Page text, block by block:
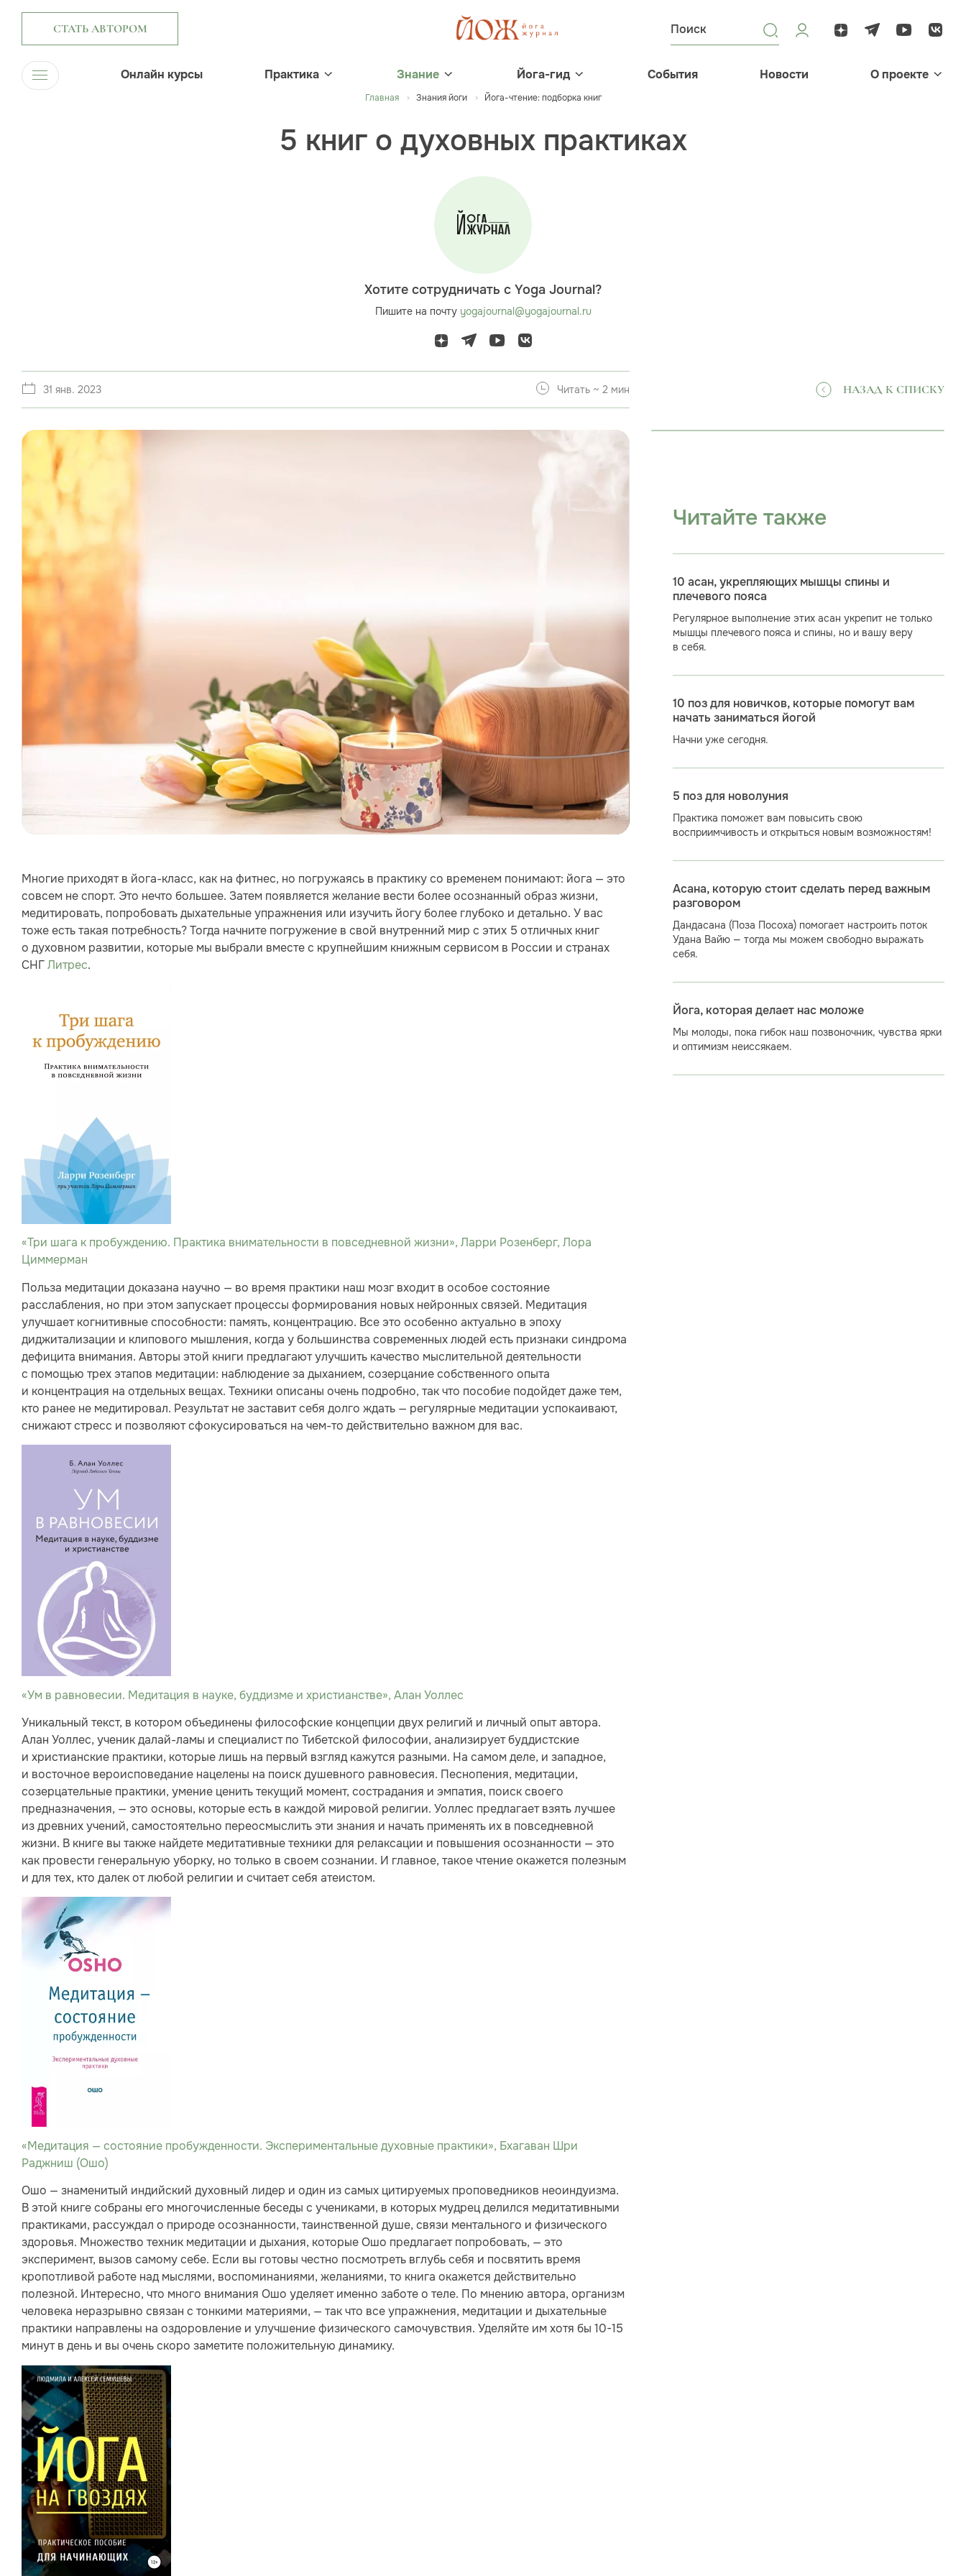
СТАТЬ АВТОРОМ
Онлайн курсы Практика Знание Йога-гид События Новости О проекте
Главная Знания йоги Йога-чтение: подборка книг
5 книг о духовных практиках
Хотите сотрудничать с Yoga Journal?
Пишите на почту yogajournal@yogajournal.ru
31 янв. 2023 Читать ~ 2 мин НАЗАД К СПИСКУ
Многие приходят в йога-класс, как на фитнес, но погружаясь в практику со временем понимают: йога — это
совсем не спорт. Это нечто большее. Затем появляется желание вести более осознанный образ жизни,
медитировать, попробовать дыхательные упражнения или изучить йогу более глубоко и детально. У вас
тоже есть такая потребность? Тогда начните погружение в свой внутренний мир с этих 5 отличных книг
о духовном развитии, которые мы выбрали вместе с крупнейшим книжным сервисом в России и странах
СНГЛитрес.
«Три шага к пробуждению. Практика внимательности в повседневной жизни», Ларри Розенберг, Лора
Циммерман
Польза медитации доказана научно — во время практики наш мозг входит в особое состояние
расслабления, но при этом запускает процессы формирования новых нейронных связей. Медитация
улучшает когнитивные способности: память, концентрацию. Все это особенно актуально в эпоху
диджитализации и клипового мышления, когда у большинства современных людей есть признаки синдрома
дефицита внимания. Авторы этой книги предлагают улучшить качество мыслительной деятельности
с помощью трех этапов медитации: наблюдение за дыханием, созерцание собственного опыта
и концентрация на отдельных вещах. Техники описаны очень подробно, так что пособие подойдет даже тем,
кто ранее не медитировал. Результат не заставит себя долго ждать — регулярные медитации успокаивают,
снижают стресс и позволяют сфокусироваться на чем-то действительно важном для вас.
«Ум в равновесии. Медитация в науке, буддизме и христианстве», Алан Уоллес
Уникальный текст, в котором объединены философские концепции двух религий и личный опыт автора.
Алан Уоллес, ученик далай-ламы и специалист по Тибетской философии, анализирует буддистские
и христианские практики, которые лишь на первый взгляд кажутся разными. На самом деле, и западное,
и восточное вероисповедание нацелены на поиск душевного равновесия. Песнопения, медитации,
созерцательные практики, умение ценить текущий момент, сострадания и эмпатия, поиск своего
предназначения, — это основы, которые есть в каждой мировой религии. Уоллес предлагает взять лучшее
из древних учений, самостоятельно переосмыслить эти знания и начать применять их в повседневной
жизни. В книге вы также найдете медитативные техники для релаксации и повышения осознанности — это
как провести генеральную уборку, но только в своем сознании. И главное, такое чтение окажется полезным
и для тех, кто далек от любой религии и считает себя атеистом.
«Медитация — состояние пробужденности. Экспериментальные духовные практики», Бхагаван Шри
Раджниш (Ошо)
Ошо — знаменитый индийский духовный лидер и один из самых цитируемых проповедников неоиндуизма.
В этой книге собраны его многочисленные беседы с учениками, в которых мудрец делился медитативными
практиками, рассуждал о природе осознанности, таинственной душе, связи ментального и физического
здоровья. Множество техник медитации и дыхания, которые Ошо предлагает попробовать, — это
эксперимент, вызов самому себе. Если вы готовы честно посмотреть вглубь себя и посвятить время
кропотливой работе над мыслями, воспоминаниями, желаниями, то книга окажется действительно
полезной. Интересно, что много внимания Ошо уделяет именно заботе о теле. По мнению автора, организм
человека неразрывно связан с тонкими материями, — так что все упражнения, медитации и дыхательные
практики направлены на оздоровление и улучшение физического самочувствия. Уделяйте им хотя бы 10-15
минут в день и вы очень скоро заметите положительную динамику.
Читайте также
10 асан, укрепляющих мышцы спины и
плечевого пояса
Регулярное выполнение этих асан укрепит не только
мышцы плечевого пояса и спины, но и вашу веру
в себя.
10 поз для новичков, которые помогут вам
начать заниматься йогой
Начни уже сегодня.
5 поз для новолуния
Практика поможет вам повысить свою
восприимчивость и открыться новым возможностям!
Асана, которую стоит сделать перед важным
разговором
Дандасана (Поза Посоха) помогает настроить поток
Удана Вайю — тогда мы можем свободно выражать
себя.
Йога, которая делает нас моложе
Мы молоды, пока гибок наш позвоночник, чувства ярки
и оптимизм неиссякаем.